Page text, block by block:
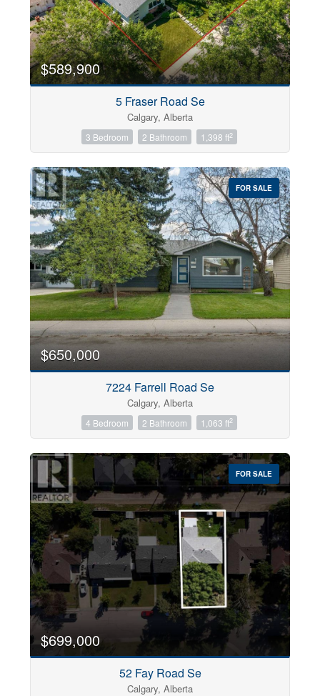
$589,900
5 Fraser Road Se
Calgary, Alberta
3 Bedroom 2 Bathroom 1,398 ft2
FOR SALE
$650,000
7224 Farrell Road Se
Calgary, Alberta
4 Bedroom 2 Bathroom 1,063 ft2
FOR SALE
$699,000
52 Fay Road Se
Calgary, Alberta